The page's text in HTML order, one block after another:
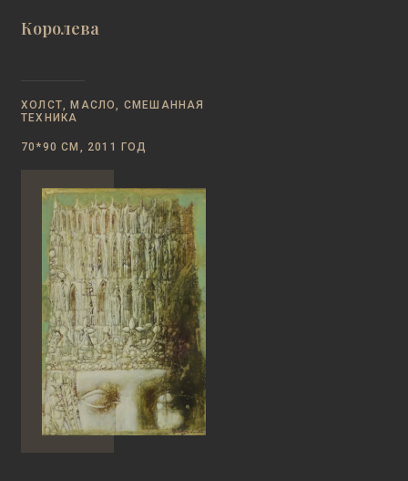
Королева
ХОЛСТ, МАСЛО, СМЕШАННАЯ
ТЕХНИКА
70*90 СМ, 2011 ГОД